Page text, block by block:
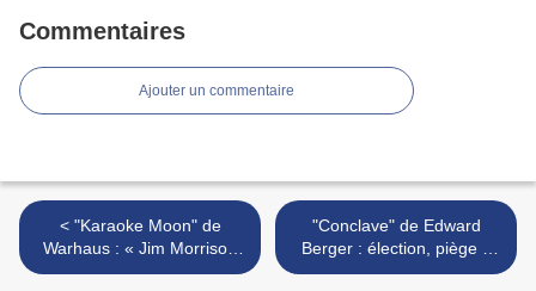
Commentaires
Ajouter un commentaire
< "Karaoke Moon" de
Warhaus : « Jim Morrison
n’était encore qu’un gamin
"Conclave" de Edward
Berger : élection, piège à
c..s ! >